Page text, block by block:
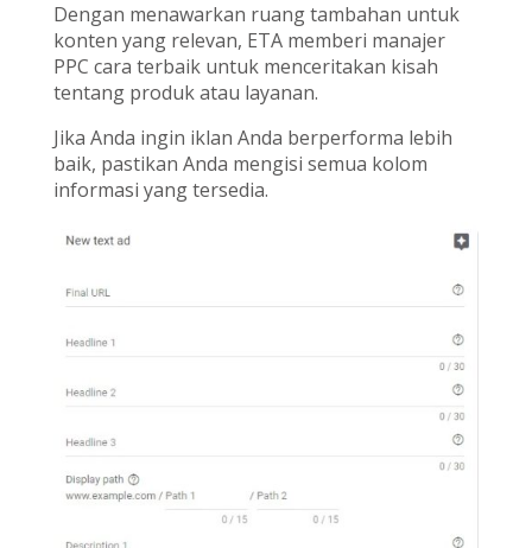
Dengan menawarkan ruang tambahan untuk
konten yang relevan, ETA memberi manajer
PPC cara terbaik untuk menceritakan kisah
tentang produk atau layanan.
Jika Anda ingin iklan Anda berperforma lebih
baik, pastikan Anda mengisi semua kolom
informasi yang tersedia.